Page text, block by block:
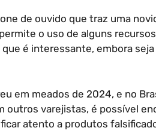
de ouvido que traz uma
o uso de alguns
é interessante, embora
em meados de 2024, e no
outros varejistas, é possível
atento a produtos